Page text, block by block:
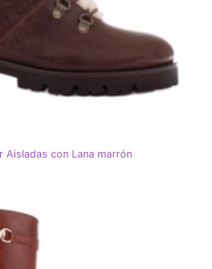
Aisladas con Lana marrón